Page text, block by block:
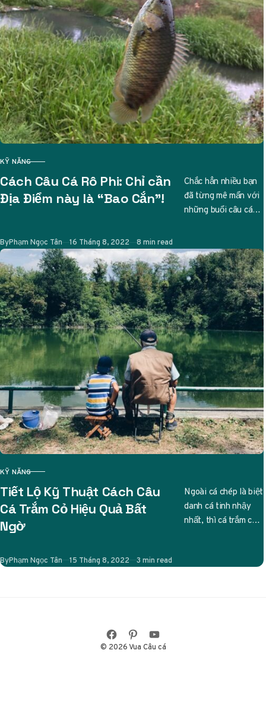
CATEGORY
KỸ NĂNG
Cách Câu Cá Rô Phi: Chỉ cần
Địa Điểm này là “Bao Cắn”!
Chắc hẳn nhiều bạn
đã từng mê mẩn với
những buổi câu cá
ByPhạm Ngọc Tân Published
16 Tháng 8, 2022 8 min read
CATEGORY
KỸ NĂNG
Tiết Lộ Kỹ Thuật Cách Câu
Cá Trắm Cỏ Hiệu Quả Bất
Ngờ
Ngoài cá chép là biệt
danh cá tinh nhậy
nhất, thì cá trắm cỏ
ByPhạm Ngọc Tân Published
15 Tháng 8, 2022 3 min read
© 2026 Vua Câu cá